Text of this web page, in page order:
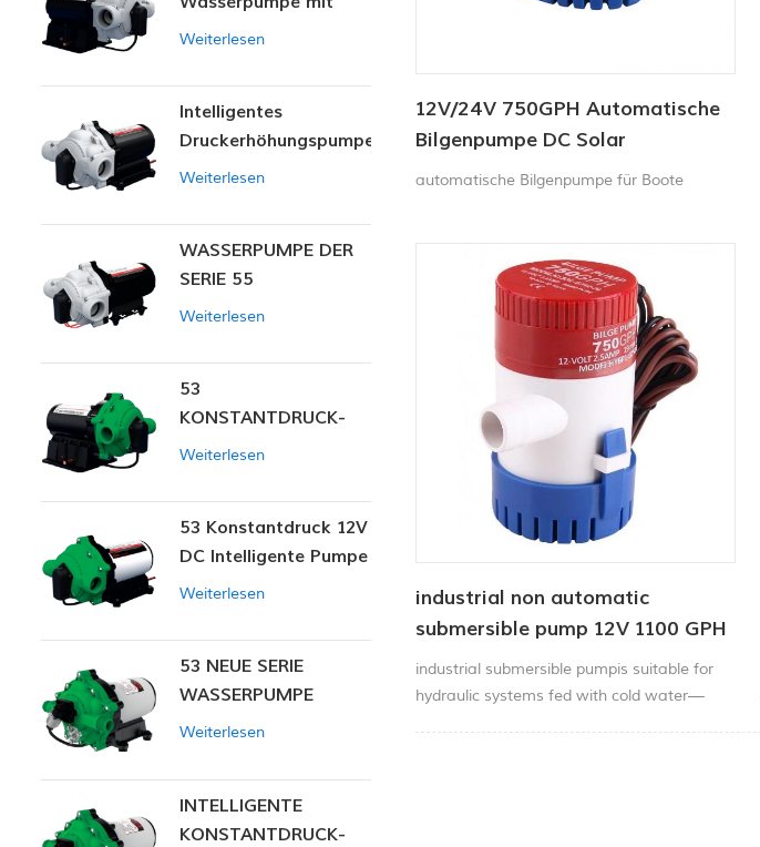
12V/24V 750GPH Automatische
Bilgenpumpe DC Solar
Tauchpumpe
automatische Bilgenpumpe für Boote
industrial non automatic
submersible pump 12V 1100 GPH
industrial submersible pumpis suitable for
hydraulic systems fed with cold water—
variablem Druck
Weiterlesen
Intelligentes
Druckerhöhungspumpen-
Set
Weiterlesen
WASSERPUMPE DER
SERIE 55
Weiterlesen
53
KONSTANTDRUCK-
INTELLIGENTE PUMPE
Weiterlesen
53 Konstantdruck 12V
DC Intelligente Pumpe
Weiterlesen
53 NEUE SERIE
WASSERPUMPE
Weiterlesen
INTELLIGENTE
KONSTANTDRUCK-